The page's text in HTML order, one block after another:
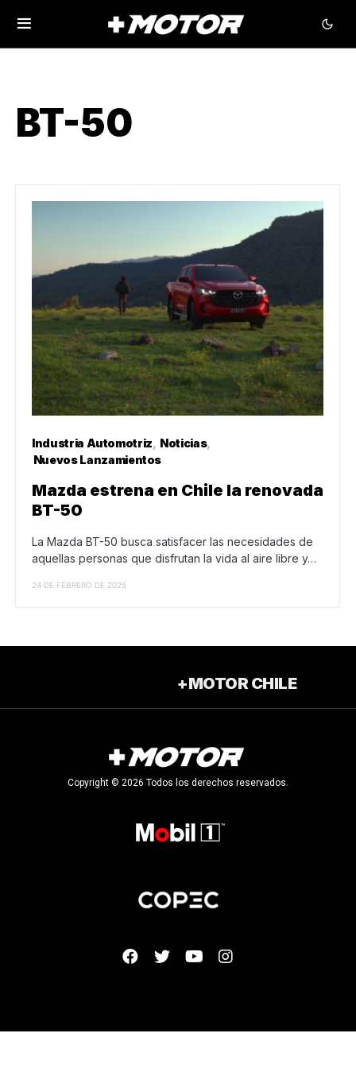
BT-50
Industria Automotriz
Noticias
Nuevos Lanzamientos
Mazda estrena en Chile la renovada
BT-50
La Mazda BT-50 busca satisfacer las necesidades de
aquellas personas que disfrutan la vida al aire libre y…
24 DE FEBRERO DE 2025
+MOTOR CHILE
Copyright © 2026 Todos los derechos reservados.